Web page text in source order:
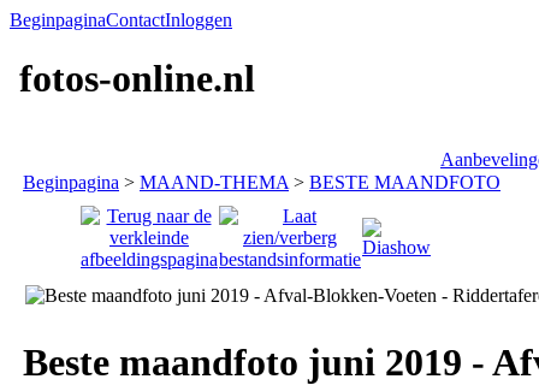
BeginpaginaContactInloggen
fotos-online.nl
Beginpagina > MAAND-THEMA > BESTE MAANDFOTO
Beste maandfoto juni 2019 -